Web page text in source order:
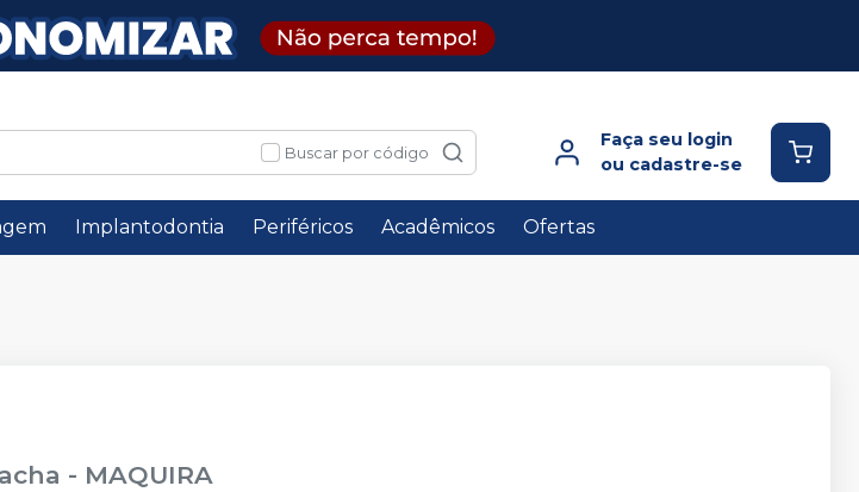
Buscar por código
Faça seu login
ou cadastre-se
Implantodontia Periféricos Acadêmicos Ofertas
- MAQUIRA